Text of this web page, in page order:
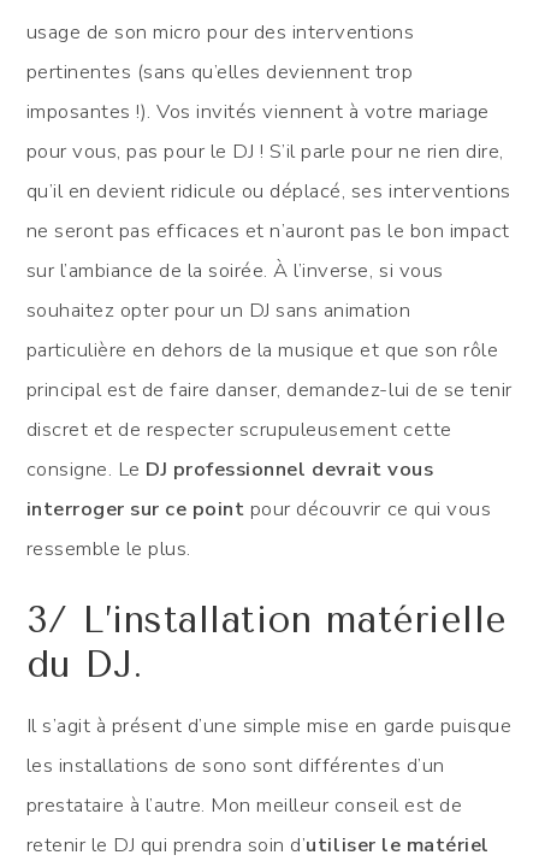
usage de son micro pour des interventions
pertinentes (sans qu’elles deviennent trop
imposantes !). Vos invités viennent à votre mariage
pour vous, pas pour le DJ ! S’il parle pour ne rien dire,
qu’il en devient ridicule ou déplacé, ses interventions
ne seront pas efficaces et n’auront pas le bon impact
sur l’ambiance de la soirée. À l’inverse, si vous
souhaitez opter pour un DJ sans animation
particulière en dehors de la musique et que son rôle
principal est de faire danser, demandez-lui de se tenir
discret et de respecter scrupuleusement cette
consigne. Le DJ professionnel devrait vous
interroger sur ce point pour découvrir ce qui vous
ressemble le plus.
3/ L’installation matérielle
du DJ.
Il s’agit à présent d’une simple mise en garde puisque
les installations de sono sont différentes d’un
prestataire à l’autre. Mon meilleur conseil est de
retenir le DJ qui prendra soin d’utiliser le matériel